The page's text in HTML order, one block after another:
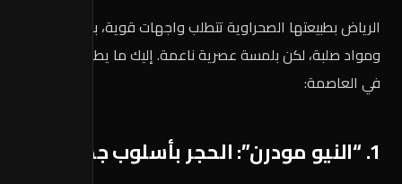
الرياض بطبيعتها الصحراوية تتطلب واجهات قوية، بألوان ترابية
ومواد صلبة، لكن بلمسة عصرية ناعمة. إليك ما يطلبه عملاؤنا
في العاصمة:
1. “النيو مودرن”: الحجر بأسلوب جديد